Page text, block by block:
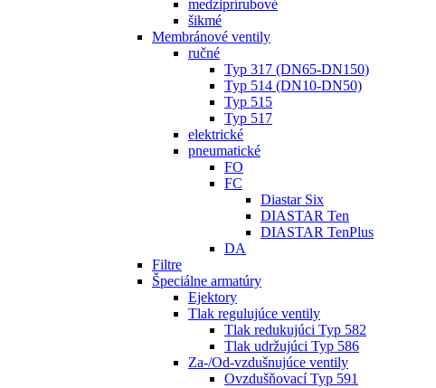
medziprírubové
šikmé
Membránové ventily
ručné
Typ 317 (DN65-DN150)
Typ 514 (DN10-DN50)
Typ 515
Typ 517
elektrické
pneumatické
FO
FC
Diastar Six
DIASTAR Ten
DIASTAR TenPlus
DA
Filtre
Špeciálne armatúry
Ejektory
Tlak regulujúce ventily
Tlak redukujúci Typ 582
Tlak udržujúci Typ 586
Za-/Od-vzdušnujúce ventily
Ovzdušňovací Typ 591